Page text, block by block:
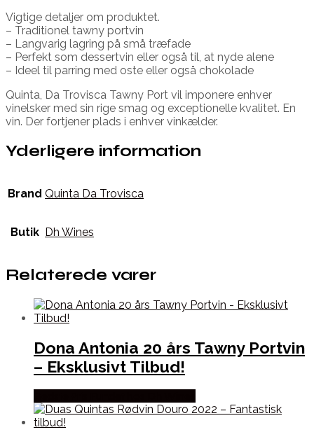
Vigtige detaljer om produktet.
– Traditionel tawny portvin
– Langvarig lagring på små træfade
– Perfekt som dessertvin eller også til, at nyde alene
– Ideel til parring med oste eller også chokolade
Quinta, Da Trovisca Tawny Port vil imponere enhver
vinelsker med sin rige smag og exceptionelle kvalitet. En
vin. Der fortjener plads i enhver vinkælder.
Yderligere information
Brand Quinta Da Trovisca
Butik Dh Wines
Relaterede varer
Dona Antonia 20 års Tawny Portvin
– Eksklusivt Tilbud!